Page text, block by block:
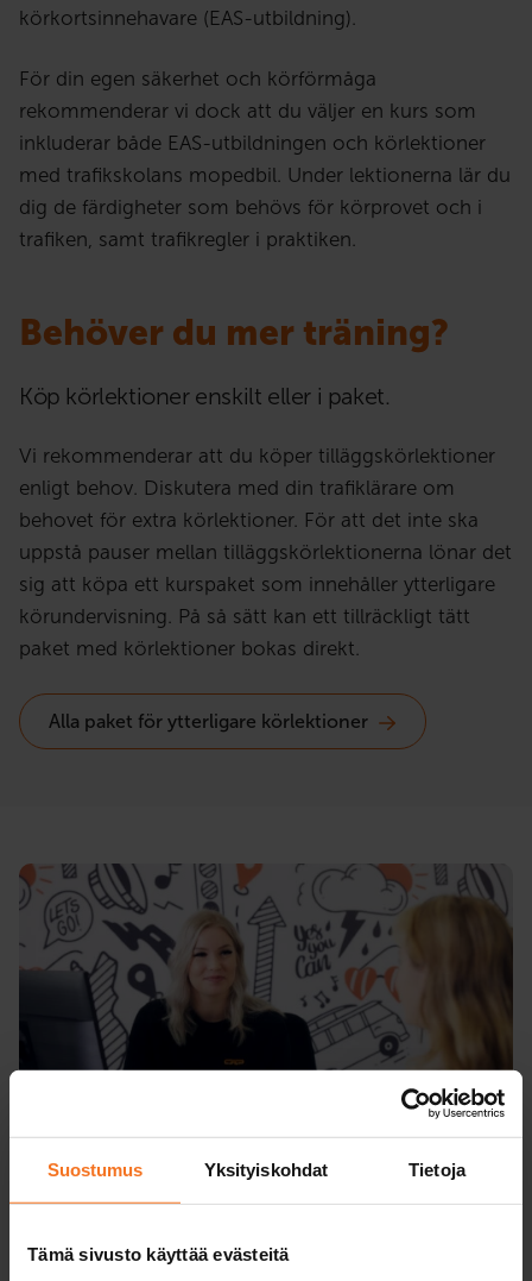
Suostumus Yksityiskohdat Tietoja
Tämä sivusto käyttää evästeitä
körkortsinnehavare (EAS-utbildning).
För din egen säkerhet och körförmåga
rekommenderar vi dock att du väljer en kurs som
inkluderar både EAS-utbildningen och körlektioner
med trafikskolans mopedbil. Under lektionerna lär du
dig de färdigheter som behövs för körprovet och i
trafiken, samt trafikregler i praktiken.
Behöver du mer träning?
Köp körlektioner enskilt eller i paket.
Vi rekommenderar att du köper tilläggskörlektioner
enligt behov. Diskutera med din trafiklärare om
behovet för extra körlektioner. För att det inte ska
uppstå pauser mellan tilläggskörlektionerna lönar det
sig att köpa ett kurspaket som innehåller ytterligare
körundervisning. På så sätt kan ett tillräckligt tätt
paket med körlektioner bokas direkt.
Alla paket för ytterligare körlektioner